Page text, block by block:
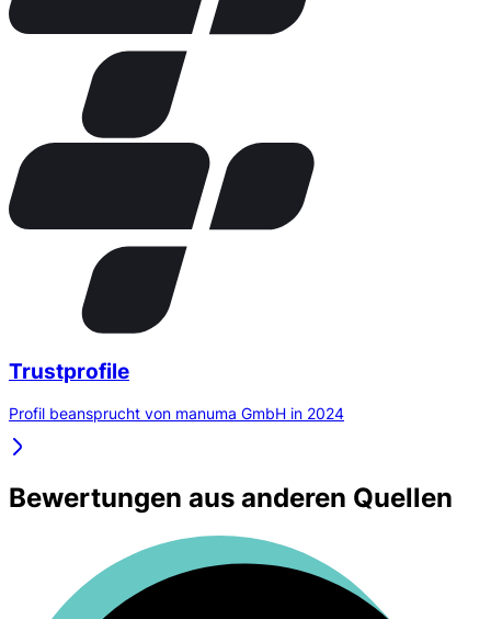
Trustprofile
Profil beansprucht von manuma GmbH in 2024
Bewertungen aus anderen Quellen